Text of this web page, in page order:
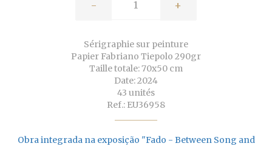
- +
Sérigraphie sur peinture
Papier Fabriano Tiepolo 290gr
Taille totale: 70x50 cm
Date: 2024
43 unités
Ref.: EU36958
Obra integrada na exposição "Fado - Between Song and